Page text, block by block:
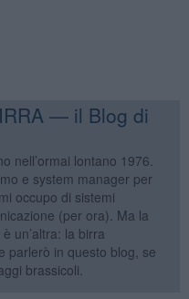
— il Blog di
nell’ormai lontano 1976.
e system manager per
occupo di sistemi
(per ora). Ma la
un’altra: la birra
parlerò in questo blog, se
brassicoli.